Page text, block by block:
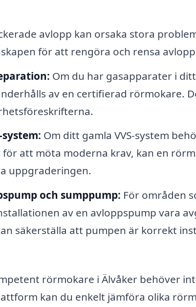
avlopp kan orsaka stora
för att rengöra och rensa
Om du har gasapparater i
av en certifierad rörmokare.
Om ditt gamla VVS-system
att möta moderna krav, kan en
uppgraderingen.
och sumppump: För områden
av en avloppspump vara
säkerställa att pumpen är korrekt
rörmokare i Älvåker behöver
kan du enkelt jämföra olika